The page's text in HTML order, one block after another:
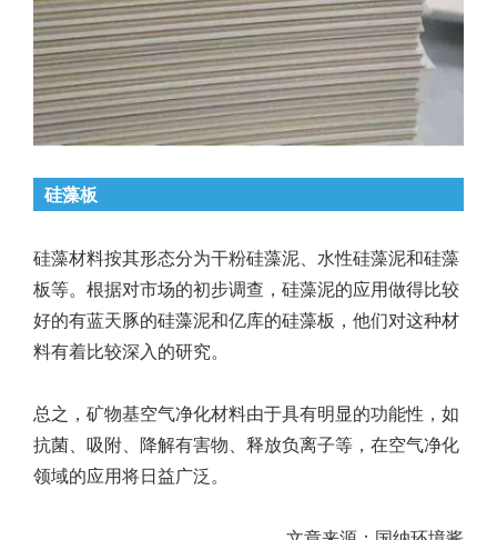
硅藻板
硅藻材料按其形态分为干粉硅藻泥、水性硅藻泥和硅藻
板等。根据对市场的初步调查，硅藻泥的应用做得比较
好的有蓝天豚的硅藻泥和亿库的硅藻板，他们对这种材
料有着比较深入的研究。
总之，矿物基空气净化材料由于具有明显的功能性，如
抗菌、吸附、降解有害物、释放负离子等，在空气净化
领域的应用将日益广泛。